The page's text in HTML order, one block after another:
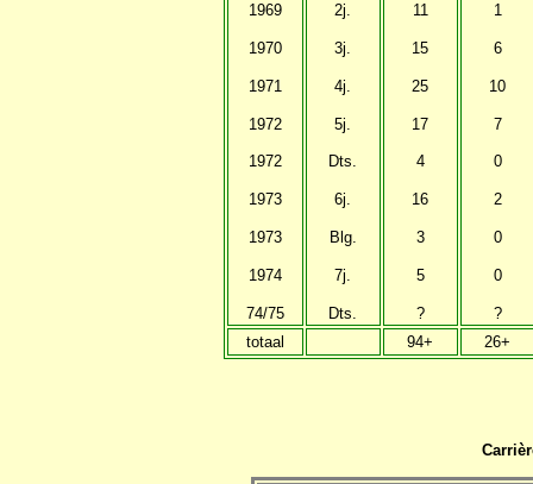
1969
1970
1971
1972
1972
1973
1973
1974
74/75
2j.
3j.
4j.
5j.
Dts.
6j.
Blg.
7j.
Dts.
11
15
25
17
4
16
3
5
?
1
6
10
7
0
2
0
0
?
totaal
94+ 26+